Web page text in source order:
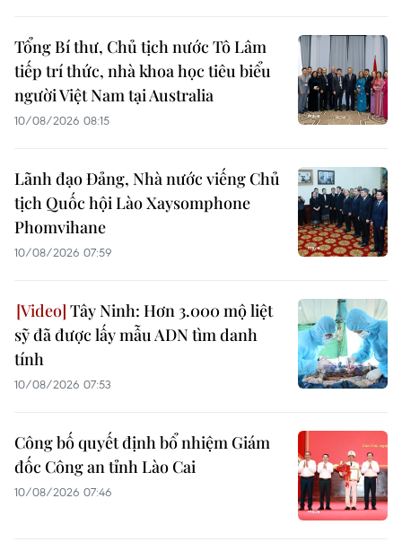
Tổng Bí thư, Chủ tịch nước Tô Lâm
tiếp trí thức, nhà khoa học tiêu biểu
người Việt Nam tại Australia
10/08/2026 08:15
Lãnh đạo Đảng, Nhà nước viếng Chủ
tịch Quốc hội Lào Xaysomphone
Phomvihane
10/08/2026 07:59
Tây Ninh: Hơn 3.000 mộ liệt
sỹ đã được lấy mẫu ADN tìm danh
tính
10/08/2026 07:53
Công bố quyết định bổ nhiệm Giám
đốc Công an tỉnh Lào Cai
10/08/2026 07:46